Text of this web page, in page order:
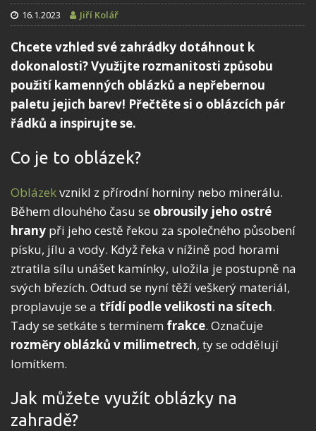
16.1.2023 Jiří Kolář
Chcete vzhled své zahrádky dotáhnout k
dokonalosti? Využijte rozmanitosti způsobu
použití kamenných oblázků a nepřebernou
paletu jejich barev! Přečtěte si o oblázcích pár
řádků a inspirujte se.
Co je to oblázek?
Oblázekvznikl z přírodní horniny nebo minerálu.
Během dlouhého času se obrousily jeho ostré
hrany při jeho cestě řekou za společného působení
písku, jílu a vody. Když řeka v nížině pod horami
ztratila sílu unášet kamínky, uložila je postupně na
svých březích. Odtud se nyní těží veškerý materiál,
proplavuje se a třídí podle velikosti na sítech.
Tady se setkáte s termínem frakce. Označuje
rozměry oblázků v milimetrech, ty se oddělují
lomítkem.
Jak můžete využít oblázky na
zahradě?